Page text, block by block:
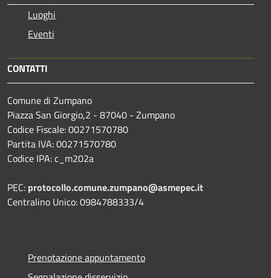
Luoghi
Eventi
CONTATTI
Comune di Zumpano
Piazza San Giorgio,2 - 87040 - Zumpano
Codice Fiscale: 00271570780
Partita IVA: 00271570780
Codice IPA: c_m202a
PEC: protocollo.comune.zumpano@asmepec.it
Centralino Unico: 0984788333/4
Prenotazione appuntamento